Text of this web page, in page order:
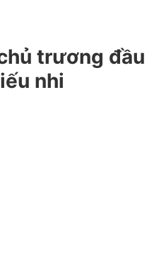
trương đầu
nhi